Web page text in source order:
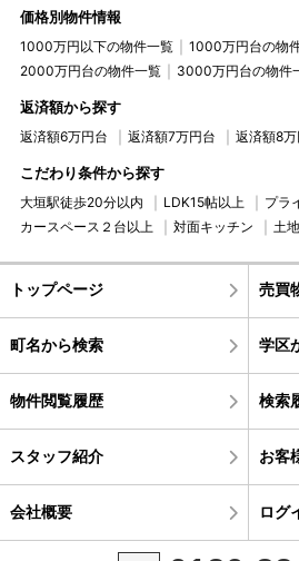
価格別物件情報
1000万円以下の物件一覧
1000万円台の物
2000万円台の物件一覧
3000万円台の物件
返済額から探す
返済額6万円台 返済額7万円台 返済額8万
こだわり条件から探す
大垣駅徒歩20分以内 LDK15帖以上
プラ
カースペース２台以上
対面キッチン 土
トップページ 売買
町名から検索 学区
物件閲覧履歴 検索
スタッフ紹介 お客
会社概要 ログ